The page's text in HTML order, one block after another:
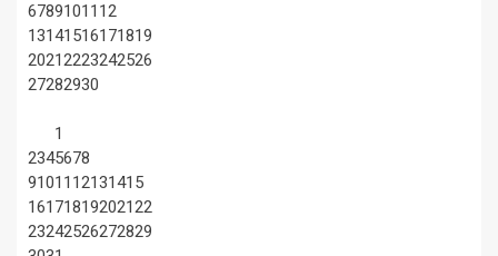
67891011 12
13141516171819
20212223242526
27282930
1
2345678
91011 12131415
16171819202122
23242526272829